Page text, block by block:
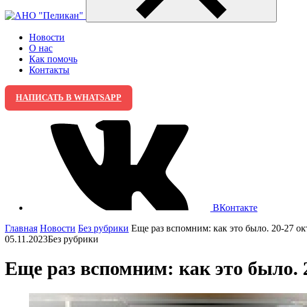
Новости
О нас
Как помочь
Контакты
НАПИСАТЬ В WHATSAPP
ВКонтакте
Главная Новости Без рубрики Еще раз вспомним: как это было. 20-27
05.11.2023Без рубрики
Еще раз вспомним: как это было.